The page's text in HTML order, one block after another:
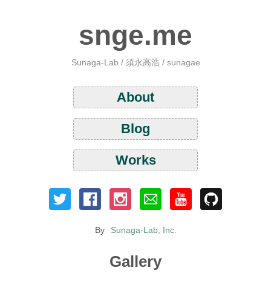
snge.me
Sunaga-Lab / 須永高浩 / sunagae
About
Blog
Works
By Sunaga-Lab, Inc.
Gallery